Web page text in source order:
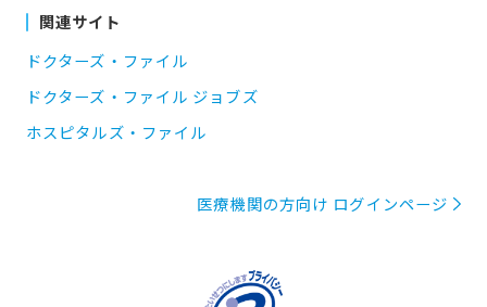
関連サイト
ドクターズ・ファイル
ドクターズ・ファイル ジョブズ
ホスピタルズ・ファイル
医療機関の方向け ログインページ